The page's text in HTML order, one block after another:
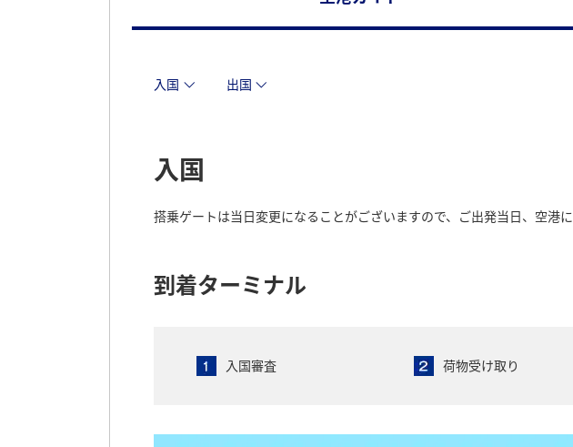
入国 出国
入国
搭乗ゲートは当日変更になることがございますので、ご出発当日、空港に
到着ターミナル
入国審査 荷物受け取り